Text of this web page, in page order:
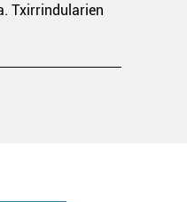
Txirrindularien